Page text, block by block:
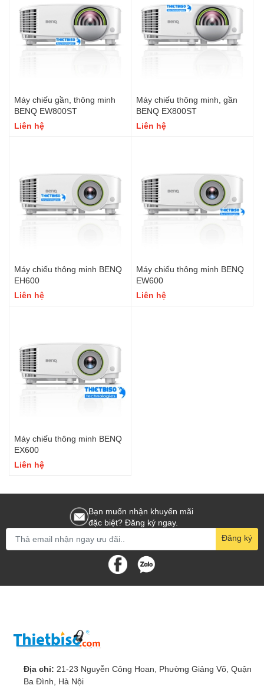
Máy chiếu gần, thông minh
BENQ EW800ST
Liên hệ
Máy chiếu thông minh, gần
BENQ EX800ST
Liên hệ
Máy chiếu thông minh BENQ
EH600
Liên hệ
Máy chiếu thông minh BENQ
EW600
Liên hệ
Máy chiếu thông minh BENQ
EX600
Liên hệ
Bạn muốn nhận khuyến mãi
đặc biệt? Đăng ký ngay.
Đăng ký
Địa chỉ: 21-23 Nguyễn Công Hoan, Phường Giảng Võ, Quận
Ba Đình, Hà Nội